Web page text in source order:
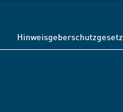
Hinweisgeberschutzgesetz